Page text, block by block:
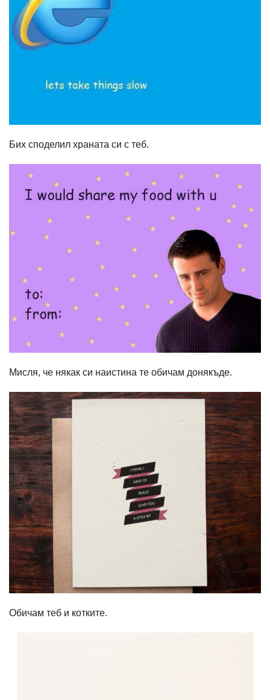
Бих споделил храната си с теб.
Мисля, че някак си наистина те обичам донякъде.
Обичам теб и котките.